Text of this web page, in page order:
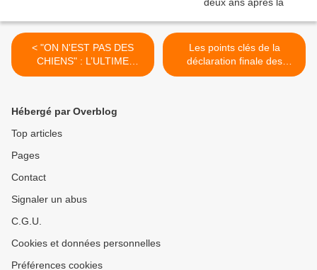
< "ON N'EST PAS DES
CHIENS" : L’ULTIME
COMBAT DE LA DERNIÈRE
Les points clés de la
déclaration finale des
BRICS ... que " nos "médias
Hébergé par Overblog
Top articles
Pages
Contact
Signaler un abus
C.G.U.
Cookies et données personnelles
Préférences cookies